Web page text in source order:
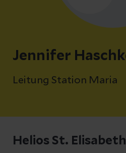
Jennifer
Leitung Station Maria
Helios St.